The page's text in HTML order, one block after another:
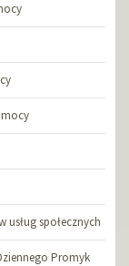
społecznych
Promyk